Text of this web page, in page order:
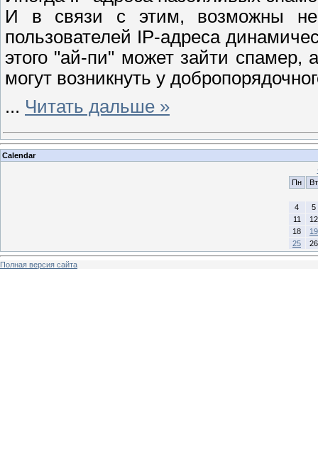
И в связи с этим, возможны
пользователей IP-адреса
этого "ай-пи" может зайти спамер,
могут возникнуть у
... Читать дальше »
Calendar
Пн
Вт
4
5
11
12
18
19
25
26
Полная версия сайта